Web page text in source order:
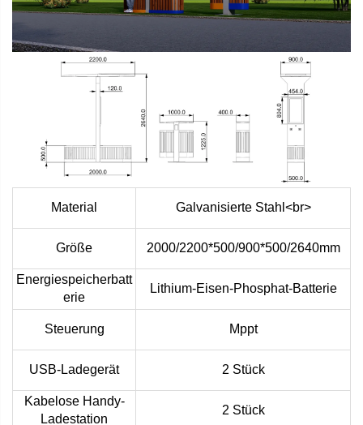
Material Galvanisierte Stahl<br>
Größe 2000/2200*500/900*500/2640mm
Energiespeicherbatt
erie
Lithium-Eisen-Phosphat-Batterie
Steuerung Mppt
USB-Ladegerät 2 Stück
Kabelose Handy-
Ladestation
2 Stück